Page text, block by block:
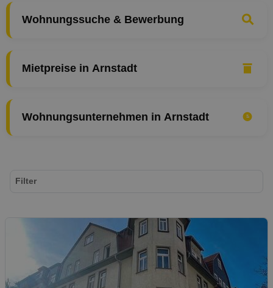
Wohnungssuche & Bewerbung
Mietpreise in Arnstadt
Wohnungsunternehmen in Arnstadt
Filter